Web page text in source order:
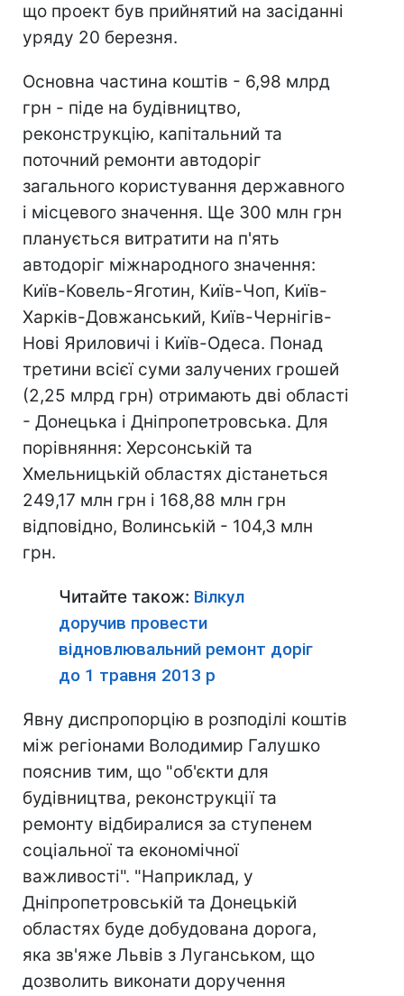
що проект був прийнятий на засіданні
уряду 20 березня.
Основна частина коштів - 6,98 млрд
грн - піде на будівництво,
реконструкцію, капітальний та
поточний ремонти автодоріг
загального користування державного
і місцевого значення. Ще 300 млн грн
планується витратити на п'ять
автодоріг міжнародного значення:
Київ-Ковель-Яготин, Київ-Чоп, Київ-
Харків-Довжанський, Київ-Чернігів-
Нові Яриловичі і Київ-Одеса. Понад
третини всієї суми залучених грошей
(2,25 млрд грн) отримають дві області
- Донецька і Дніпропетровська. Для
порівняння: Херсонській та
Хмельницькій областях дістанеться
249,17 млн грн і 168,88 млн грн
відповідно, Волинській - 104,3 млн
грн.
Читайте також: Вілкул
доручив провести
відновлювальний ремонт доріг
до 1 травня 2013 р
Явну диспропорцію в розподілі коштів
між регіонами Володимир Галушко
пояснив тим, що "об'єкти для
будівництва, реконструкції та
ремонту відбиралися за ступенем
соціальної та економічної
важливості". "Наприклад, у
Дніпропетровській та Донецькій
областях буде добудована дорога,
яка зв'яже Львів з Луганськом, що
дозволить виконати доручення